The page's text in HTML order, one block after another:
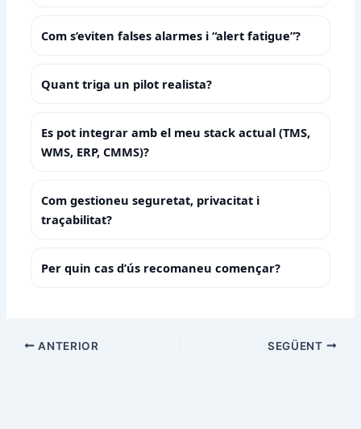
Com s’eviten falses alarmes i “alert fatigue”?
Quant triga un pilot realista?
Es pot integrar amb el meu stack actual (TMS,
WMS, ERP, CMMS)?
Com gestioneu seguretat, privacitat i
traçabilitat?
Per quin cas d’ús recomaneu començar?
ANTERIOR SEGÜENT